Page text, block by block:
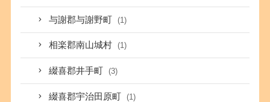
与謝郡与謝野町 (1)
相楽郡南山城村 (1)
綴喜郡井手町 (3)
綴喜郡宇治田原町 (1)